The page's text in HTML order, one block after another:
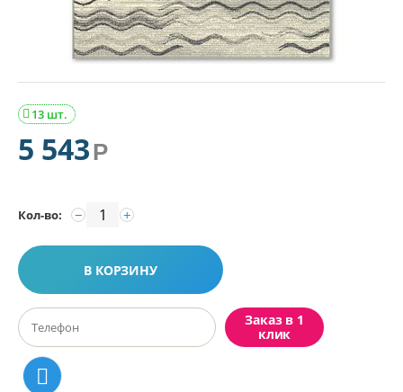
13 шт.

5 543Р
Кол-во: +
−
В КОРЗИНУ
Заказ в 1
клик